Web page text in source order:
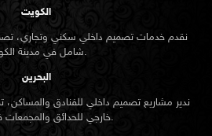
الكويت
نقدم خدمات تصميم داخلي سكني وتجاري،
شامل في مدينة الكويت.
البحرين
ندير مشاريع تصميم داخلي للفنادق
خارجي للحدائق والمجمعات في المنامة.